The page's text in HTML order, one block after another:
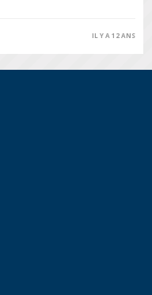
IL Y A 12 ANS